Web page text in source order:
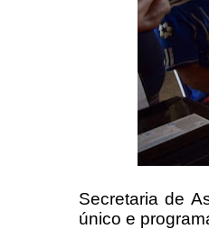
Secretaria de
único e